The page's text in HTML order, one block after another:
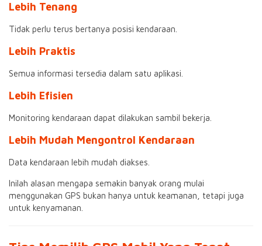
Lebih Tenang
Tidak perlu terus bertanya posisi kendaraan.
Lebih Praktis
Semua informasi tersedia dalam satu aplikasi.
Lebih Efisien
Monitoring kendaraan dapat dilakukan sambil bekerja.
Lebih Mudah Mengontrol Kendaraan
Data kendaraan lebih mudah diakses.
Inilah alasan mengapa semakin banyak orang mulai
menggunakan GPS bukan hanya untuk keamanan, tetapi juga
untuk kenyamanan.